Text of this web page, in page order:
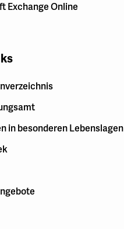
Exchange Online
in besonderen Lebenslagen